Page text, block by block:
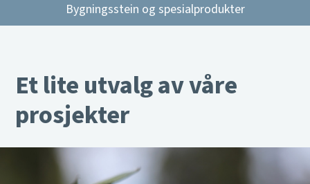
Bygningsstein og spesialprodukter
Et lite utvalg av våre
prosjekter